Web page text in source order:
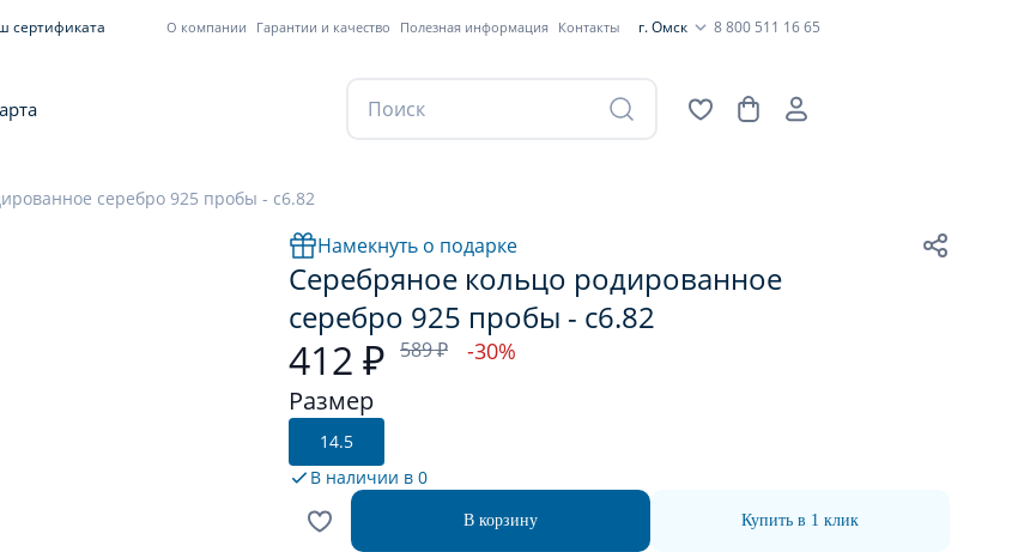
сертификата О компании Гарантии и качество Полезная информация Контакты г. Омск 8 800 511 16 65
серебро 925 пробы - с6.82
Намекнуть о подарке
Серебряное кольцо родированное
серебро 925 пробы - с6.82
412 ₽ 589 ₽ -30%
Размер
14.5
В наличии в 0
В корзину Купить в 1 клик